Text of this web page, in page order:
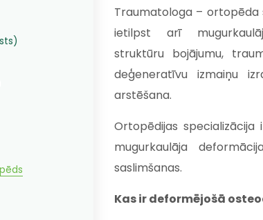
Traumatologa – ortopēda
ietilpst arī
struktūru bojājumu,
deģeneratīvu izmaiņu
arstēšana.
Ortopēdijas
mugurkaulāja
saslimšanas.
Kas ir deformējošā